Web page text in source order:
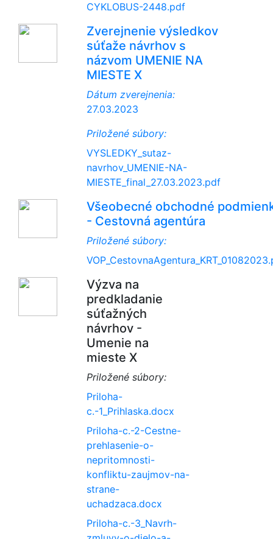
CYKLOBUS-2448.pdf
Zverejnenie výsledkov
súťaže návrhov s
názvom UMENIE NA
MIESTE X
Dátum zverejnenia:
27.03.2023
Priložené súbory:
VYSLEDKY_sutaz-
navrhov_UMENIE-NA-
MIESTE_final_27.03.2023.pdf
Všeobecné obchodné
- Cestovná agentúra
Priložené súbory:
Výzva na
predkladanie
súťažných
návrhov -
Umenie na
mieste X
Priložené súbory:
Priloha-
c.-1_Prihlaska.docx
Priloha-c.-2-Cestne-
prehlasenie-o-
nepritomnosti-
konfliktu-zaujmov-na-
strane-
uchadzaca.docx
Priloha-c.-3_Navrh-